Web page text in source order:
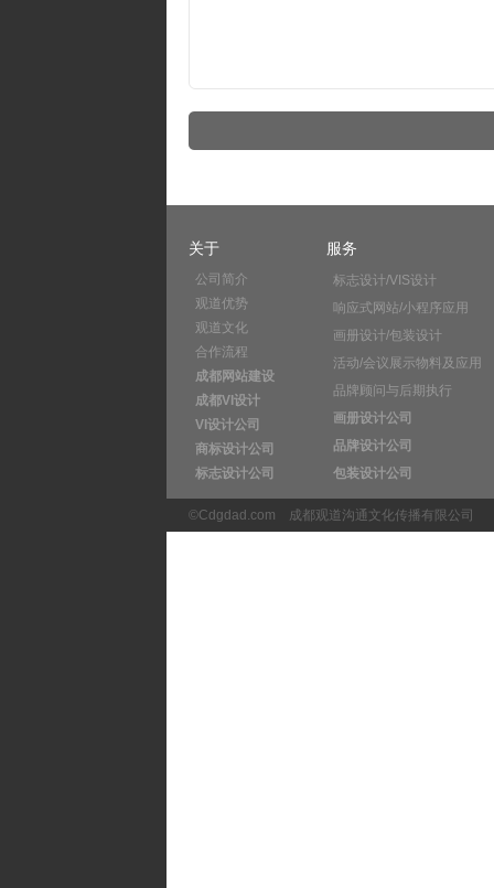
关于
公司简介
观道优势
观道文化
合作流程
成都网站建设
成都VI设计
VI设计公司
商标设计公司
标志设计公司
服务
标志设计/VIS设计
响应式网站/小程序应用
画册设计/包装设计
活动/会议展示物料及应用
品牌顾问与后期执行
画册设计公司
品牌设计公司
包装设计公司
©Cdgdad.com 成都观道沟通文化传播有限公司